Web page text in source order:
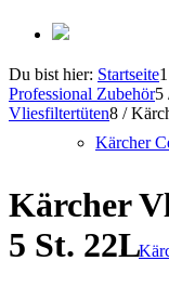
Kärcher
Du bist hier: Startseite1
Professional Zubehör5
Vliesfiltertüten8 /
Kärcher
5 St. 22L